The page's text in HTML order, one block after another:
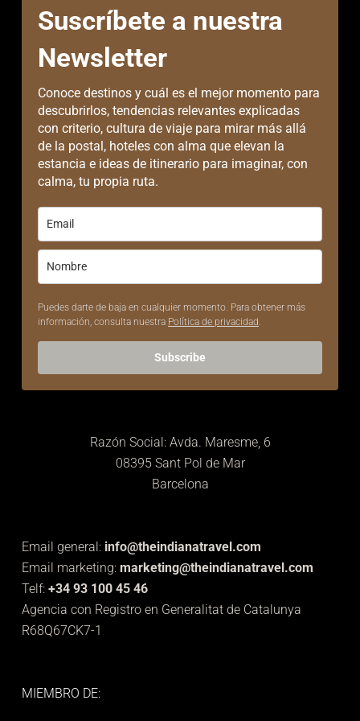
Suscríbete a nuestra
Newsletter
Conoce destinos y cuál es el mejor momento para
descubrirlos, tendencias relevantes explicadas
con criterio, cultura de viaje para mirar más allá
de la postal, hoteles con alma que elevan la
estancia e ideas de itinerario para imaginar, con
calma, tu propia ruta.
Puedes darte de baja en cualquier momento. Para obtener más
información, consulta nuestra Política de privacidad.
Subscribe
Razón Social: Avda. Maresme, 6
08395 Sant Pol de Mar
Barcelona
Email general: info@theindianatravel.com
Email marketing: marketing@theindianatravel.com
Telf: +34 93 100 45 46
Agencia con Registro en Generalitat de Catalunya
R68Q67CK7-1
MIEMBRO DE: